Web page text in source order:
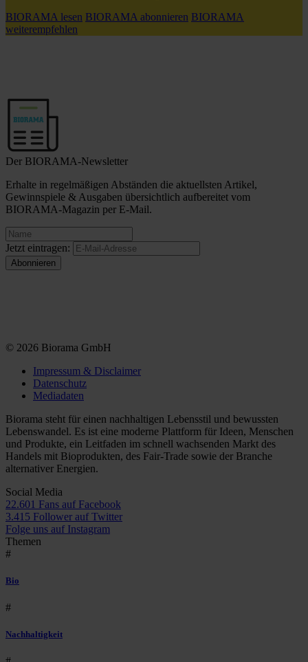
BIORAMA lesen BIORAMA abonnieren BIORAMA
weiterempfehlen
Der BIORAMA-Newsletter
Erhalte in regelmäßigen Abständen die aktuellsten Artikel,
Gewinnspiele & Ausgaben übersichtlich aufbereitet vom
BIORAMA-Magazin per E-Mail.
Jetzt eintragen:
© 2026 Biorama GmbH
Impressum & Disclaimer
Datenschutz
Mediadaten
Biorama steht für einen nachhaltigen Lebensstil und bewussten
Lebenswandel. Es ist eine moderne Plattform für Ideen, Menschen
und Produkte, ein Leitfaden im schnell wachsenden Markt des
Handels mit Bioprodukten, des Fair-Trade sowie der Branche
alternativer Energien.
Social Media
22.601 Fans auf Facebook
3.415 Follower auf Twitter
Folge uns auf Instagram
Themen
#
Bio
#
Nachhaltigkeit